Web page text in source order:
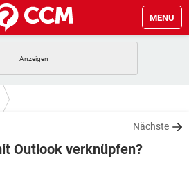
MENU
TIKTOK
STREAMING
Nächste
Outlook verknüpfen?